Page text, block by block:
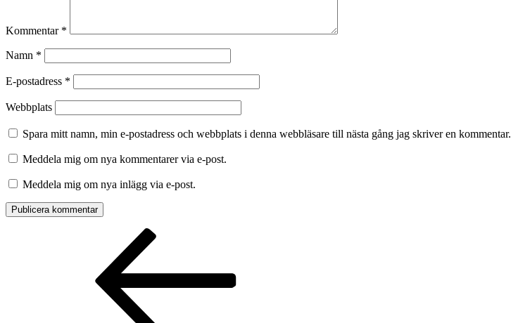
Kommentar *
Namn *
E-postadress *
Webbplats
Spara mitt namn, min e-postadress och webbplats i denna webbläsare till nästa gång jag skriver en kommentar.
Meddela mig om nya kommentarer via e-post.
Meddela mig om nya inlägg via e-post.
Inläggsnavigering